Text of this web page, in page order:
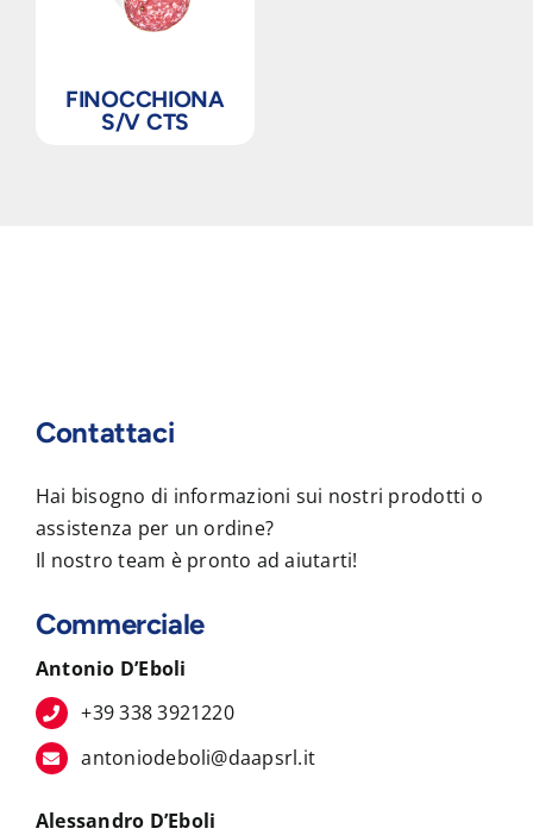
FINOCCHIONA
S/V CTS
Contattaci
Hai bisogno di informazioni sui nostri prodotti o
assistenza per un ordine?
Il nostro team è pronto ad aiutarti!
Commerciale
Antonio D’Eboli
+39 338 3921220
antoniodeboli@daapsrl.it
Alessandro D’Eboli